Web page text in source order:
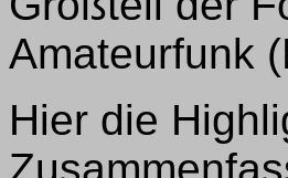
Amateurfunk
Hier die